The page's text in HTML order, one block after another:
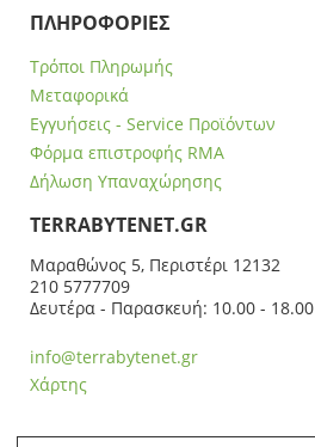
ΠΛΗΡΟΦΟΡΙΕΣ
Τρόποι Πληρωμής
Μεταφορικά
Εγγυήσεις - Service Προϊόντων
Φόρμα επιστροφής RMA
Δήλωση Υπαναχώρησης
ΤERRABYTENET.GR
Μαραθώνος 5, Περιστέρι 12132
210 5777709
Δευτέρα - Παρασκευή: 10.00 - 18.00
info@terrabytenet.gr
Χάρτης